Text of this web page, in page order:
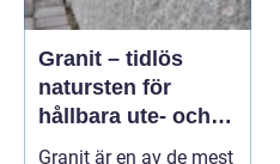
Granit – tidlös
natursten för
hållbara ute- och
innemiljöer
Granit är en av de mest